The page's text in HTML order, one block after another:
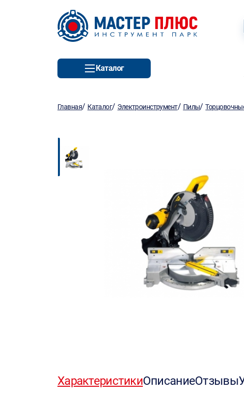
Каталог
Главная/ Каталог/ Электроинструмент/ Пилы/
ХарактеристикиОписаниеОтзывы